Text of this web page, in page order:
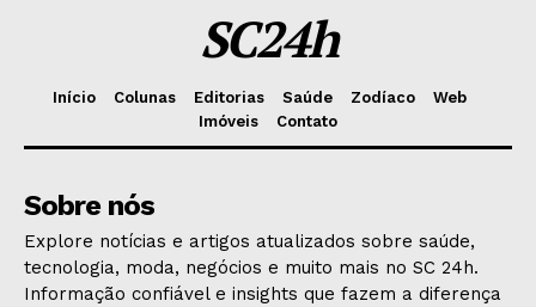
SC24h
Início Colunas Editorias Saúde Zodíaco
Web
Imóveis
Contato
Sobre nós
Explore notícias e artigos atualizados sobre saúde,
tecnologia, moda, negócios e muito mais no SC 24h.
Informação confiável e insights que fazem a diferença